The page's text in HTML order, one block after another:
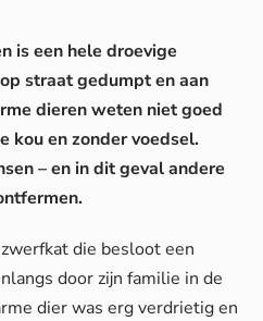
is een hele droevige
straat gedumpt en aan
dieren weten niet goed
kou en zonder voedsel.
– en in dit geval andere
die besloot een
door zijn familie in de
dier was erg verdrietig en